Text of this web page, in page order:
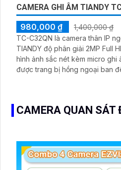
CAMERA GHI ÂM TIANDY
980,000 ₫
1,400,000 ₫
TC-C32QN là camera thân IP
TIANDY độ phân giải 2MP Full
hình ảnh sắc nét kèm micro ghi âm
được trang bị hồng ngoại ban
CAMERA QUAN SÁT